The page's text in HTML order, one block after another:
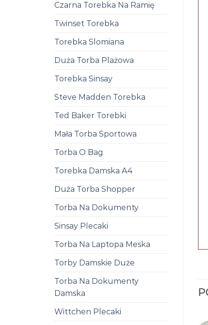
Czarna Torebka Na Ramię
Twinset Torebka
Torebka Slomiana
Duża Torba Plażowa
Torebka Sinsay
Steve Madden Torebka
Ted Baker Torebki
Mała Torba Sportowa
Torba O Bag
Torebka Damska A4
Duża Torba Shopper
Torba Na Dokumenty
Sinsay Plecaki
Torba Na Laptopa Meska
Torby Damskie Duże
Torba Na Dokumenty
Damska
Wittchen Plecaki